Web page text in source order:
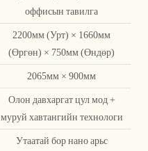
оффисын тавилга
2200мм (Урт) × 1660мм
(Өргөн) × 750мм (Өндөр)
2065мм × 900мм
Олон давхаргат цул мод +
муруй хавтангийн технологи
Утаатай бор нано арьс